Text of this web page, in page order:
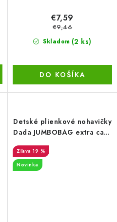
Skladom (2 ks)
€7,59
€9,46
DO KOŠÍKA
Detské plienkové nohavičky
Dada JUMBOBAG extra care
PANTS 7 XXL, 18+ kg, 56 ks
19 %
Novinka